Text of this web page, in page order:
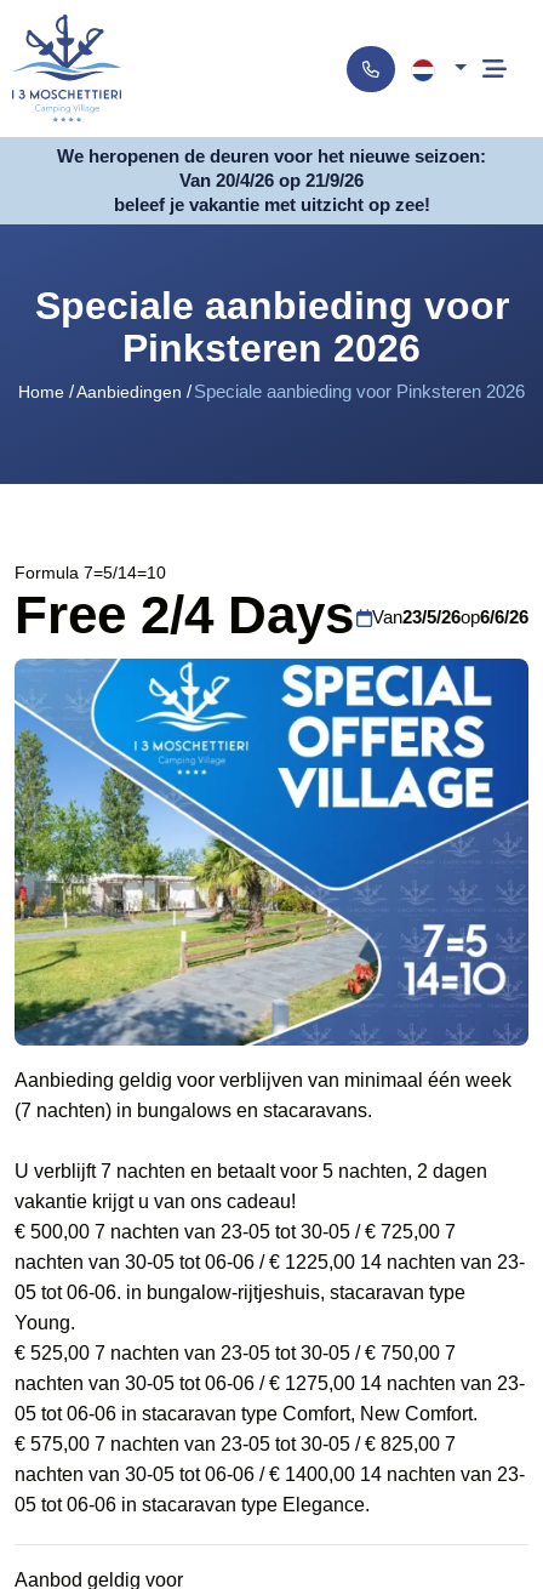
We heropenen de deuren voor het nieuwe seizoen:
Van 20/4/26 op 21/9/26
beleef je vakantie met uitzicht op zee!
Speciale aanbieding voor
Pinksteren 2026
Home Aanbiedingen Speciale aanbieding voor Pinksteren 2026
Formula 7=5/14=10
Free 2/4 Days Van23/5/26op6/6/26
Aanbieding geldig voor verblijven van minimaal één week
(7 nachten) in bungalows en stacaravans.
U verblijft 7 nachten en betaalt voor 5 nachten, 2 dagen
vakantie krijgt u van ons cadeau!
€ 500,00 7 nachten van 23-05 tot 30-05 / € 725,00 7
nachten van 30-05 tot 06-06 / € 1225,00 14 nachten van 23-
05 tot 06-06. in bungalow-rijtjeshuis, stacaravan type
Young.
€ 525,00 7 nachten van 23-05 tot 30-05 / € 750,00 7
nachten van 30-05 tot 06-06 / € 1275,00 14 nachten van 23-
05 tot 06-06 in stacaravan type Comfort, New Comfort.
€ 575,00 7 nachten van 23-05 tot 30-05 / € 825,00 7
nachten van 30-05 tot 06-06 / € 1400,00 14 nachten van 23-
05 tot 06-06 in stacaravan type Elegance.
Aanbod geldig voor